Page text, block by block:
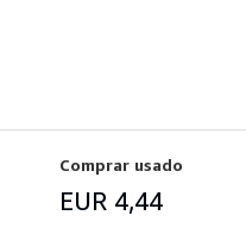
Comprar usado
EUR 4,44